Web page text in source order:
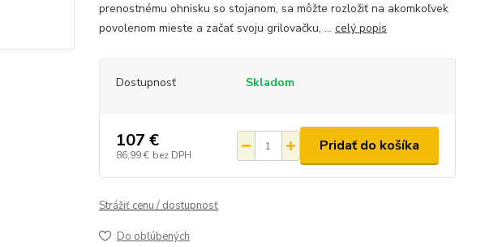
prenostnému ohnisku so stojanom, sa môžte rozložiť na akomkoľvek
povolenom mieste a začať svoju grilovačku, ... celý popis
Dostupnosť Skladom
107 €
86,99 € bez DPH
Pridať do košíka
Strážiť cenu / dostupnosť
Do obľúbených